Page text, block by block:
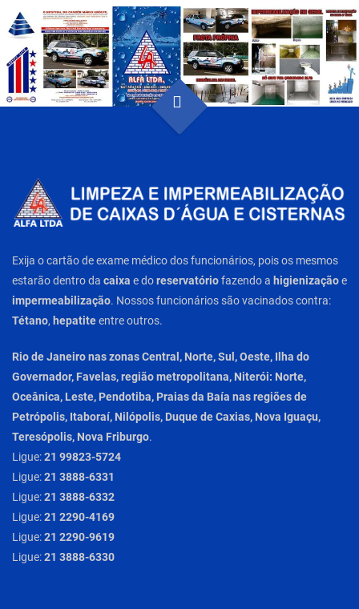
Exija o cartão de exame médico dos funcionários, pois os mesmos
estarão dentro da caixa e doreservatóriofazendo a higienizaçãoe
impermeabilização. Nossos funcionários são vacinados contra:
Tétano, hepatiteentre outros.
Rio de Janeiro nas zonas Central, Norte, Sul, Oeste, Ilha do
Governador, Favelas, região metropolitana, Niterói: Norte,
Oceânica, Leste, Pendotiba, Praias da Baía nas regiões de
Petrópolis, Itaboraí, Nilópolis, Duque de Caxias, Nova Iguaçu,
Teresópolis, Nova Friburgo.
Ligue:21 99823-5724
Ligue:21 3888-6331
Ligue:21 3888-6332
Ligue:21 2290-4169
Ligue:21 2290-9619
Ligue:21 3888-6330